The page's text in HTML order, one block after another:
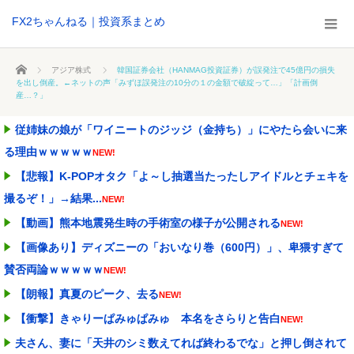
FX2ちゃんねる｜投資系まとめ
ホーム アジア株式
韓国証券会社（HANMAG投資証券）が誤発注で45億円の損失
を出し倒産。←ネットの声「みずほ誤発注の10分の１の金額で破綻って…」「計画倒
産…？」
従姉妹の娘が「ワイニートのジッジ（金持ち）」にやたら会いに来
る理由ｗｗｗｗｗNEW!
【悲報】K-POPオタク「よ～し抽選当たったしアイドルとチェキを
撮るぞ！」→結果...NEW!
【動画】熊本地震発生時の手術室の様子が公開されるNEW!
【画像あり】ディズニーの「おいなり巻（600円）」、卑猥すぎて
賛否両論ｗｗｗｗｗNEW!
【朗報】真夏のピーク、去るNEW!
【衝撃】きゃりーぱみゅぱみゅ 本名をさらりと告白NEW!
夫さん、妻に「天井のシミ数えてれば終わるでな」と押し倒されて